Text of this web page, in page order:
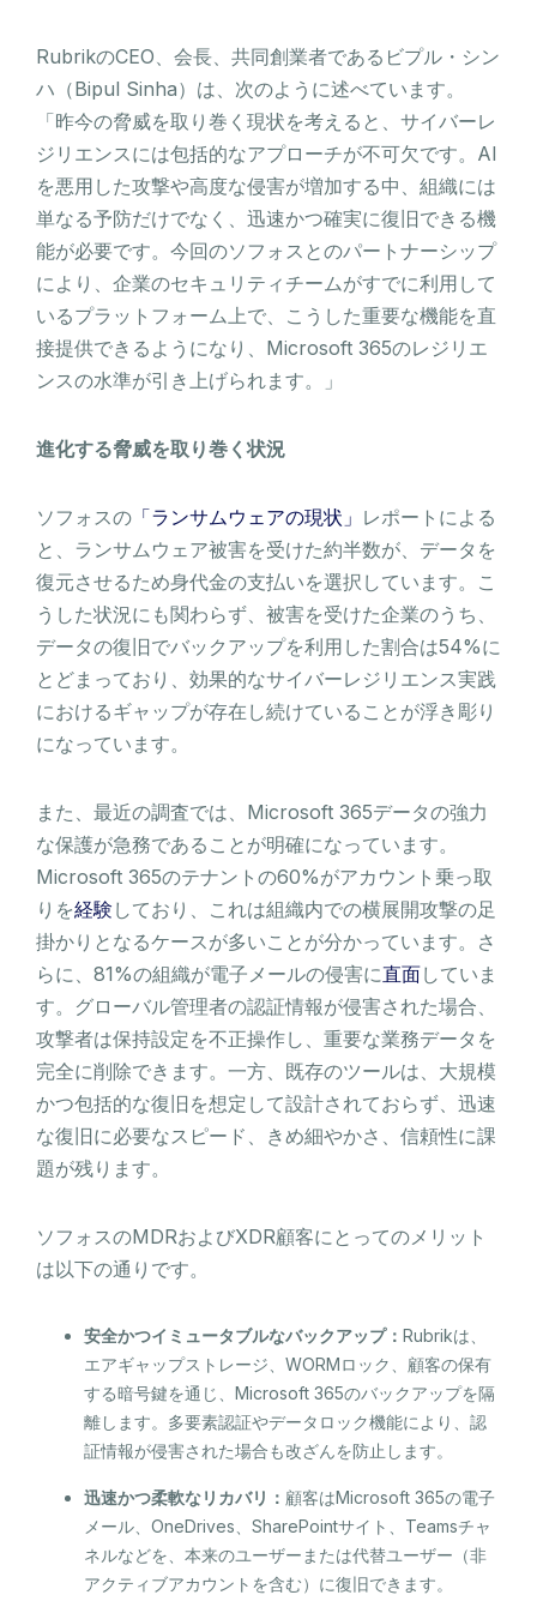
RubrikのCEO、会長、共同創業者であるビプル・シン
ハ（Bipul Sinha）は、次のように述べています。
「昨今の脅威を取り巻く現状を考えると、サイバーレ
ジリエンスには包括的なアプローチが不可欠です。AI
を悪用した攻撃や高度な侵害が増加する中、組織には
単なる予防だけでなく、迅速かつ確実に復旧できる機
能が必要です。今回のソフォスとのパートナーシップ
により、企業のセキュリティチームがすでに利用して
いるプラットフォーム上で、こうした重要な機能を直
接提供できるようになり、Microsoft 365のレジリエ
ンスの水準が引き上げられます。」
進化する脅威を取り巻く状況
ソフォスの 「ランサムウェアの現状」 レポートによる
と、ランサムウェア被害を受けた約半数が、データを
復元させるため身代金の支払いを選択しています。こ
うした状況にも関わらず、被害を受けた企業のうち、
データの復旧でバックアップを利用した割合は54%に
とどまっており、効果的なサイバーレジリエンス実践
におけるギャップが存在し続けていることが浮き彫り
になっています。
また、最近の調査では、Microsoft 365データの強力
な保護が急務であることが明確になっています。
Microsoft 365のテナントの60%がアカウント乗っ取
りを経験 しており、これは組織内での横展開攻撃の足
掛かりとなるケースが多いことが分かっています。さ
らに、81%の組織が電子メールの侵害に直面していま
す。グローバル管理者の認証情報が侵害された場合、
攻撃者は保持設定を不正操作し、重要な業務データを
完全に削除できます。一方、既存のツールは、大規模
かつ包括的な復旧を想定して設計されておらず、迅速
な復旧に必要なスピード、きめ細やかさ、信頼性に課
題が残ります。
ソフォスのMDRおよびXDR顧客にとってのメリット
は以下の通りです。
安全かつイミュータブルなバックアップ： Rubrikは、
エアギャップストレージ、WORMロック、顧客の保有
する暗号鍵を通じ、Microsoft 365のバックアップを隔
離します。多要素認証やデータロック機能により、認
証情報が侵害された場合も改ざんを防止します。
迅速かつ柔軟なリカバリ： 顧客はMicrosoft 365の電子
メール、OneDrives、SharePointサイト、Teamsチャ
ネルなどを、本来のユーザーまたは代替ユーザー（非
アクティブアカウントを含む）に復旧できます。